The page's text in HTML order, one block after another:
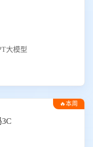
大模型
🔥本周